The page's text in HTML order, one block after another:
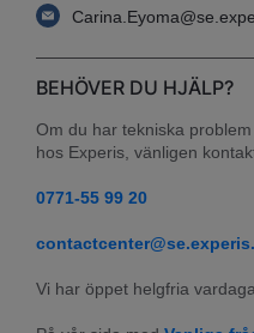
BEHÖVER DU HJÄLP?
Om du har tekniska
hos Experis, vänligen
0771-55 99 20
Vi har öppet helgfria